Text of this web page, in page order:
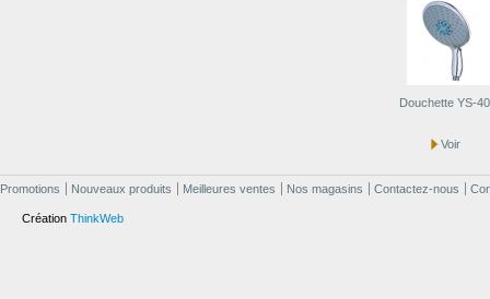
Douchette YS-
Voir
Promotions Nouveaux produits Meilleures ventes Nos magasins Contactez-nous
Création ThinkWeb